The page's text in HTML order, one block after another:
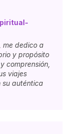
me dedico a
y propósito
comprensión,
viajes
su auténtica